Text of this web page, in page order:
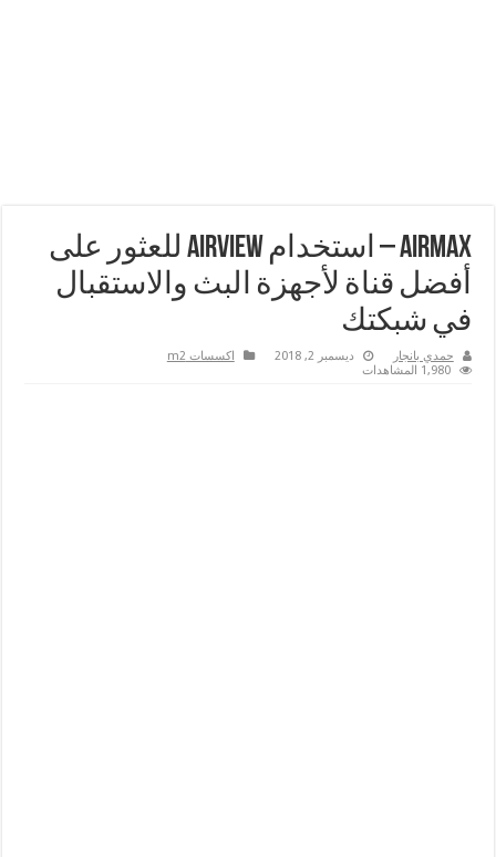
airMAX – استخدام airView للعثور على
أفضل قناة لأجهزة البث والاستقبال
في شبكتك
حمدي بانجار ديسمبر 2, 2018
اكسسات m2
1,980 المشاهدات